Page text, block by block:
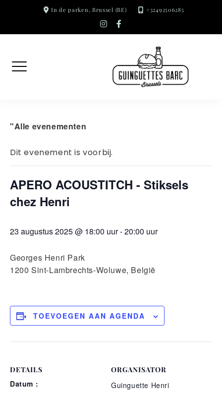
de
In de parken, Brussel (BE) +32492506285
instagram
"Alle evenementen
Dit evenement is voorbij.
APERO ACOUSTITCH - Stiksels
chez Henri
23 augustus 2025 @ 18:00 uur-20:00 uur
Georges Henri Park
1200 Sint-Lambrechts-Woluwe, België
TOEVOEGEN AAN AGENDA
DETAILS
Datum :
ORGANISATOR
Guinguette Henri